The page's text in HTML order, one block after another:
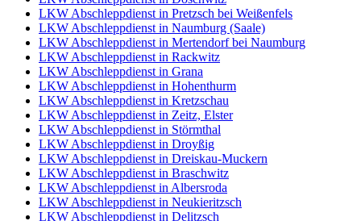
LKW Abschleppdienst in Pretzsch bei Weißenfels
LKW Abschleppdienst in Naumburg (Saale)
LKW Abschleppdienst in Mertendorf bei Naumburg
LKW Abschleppdienst in Rackwitz
LKW Abschleppdienst in Grana
LKW Abschleppdienst in Hohenthurm
LKW Abschleppdienst in Kretzschau
LKW Abschleppdienst in Zeitz, Elster
LKW Abschleppdienst in Störmthal
LKW Abschleppdienst in Droyßig
LKW Abschleppdienst in Dreiskau-Muckern
LKW Abschleppdienst in Braschwitz
LKW Abschleppdienst in Albersroda
LKW Abschleppdienst in Neukieritzsch
LKW Abschleppdienst in Delitzsch